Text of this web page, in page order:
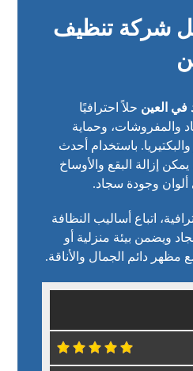
شركة تنظيف
العين حلاً احترافيًا
والمفروشات، وحماية
باستخدام أحدث
يمكن إزالة البقع والأوساخ
ألوان وجودة سجاد.
اتباع أساليب النظافة
ويضمن بيئة منزلية أو
مظهر دائم الجمال والأناقة.